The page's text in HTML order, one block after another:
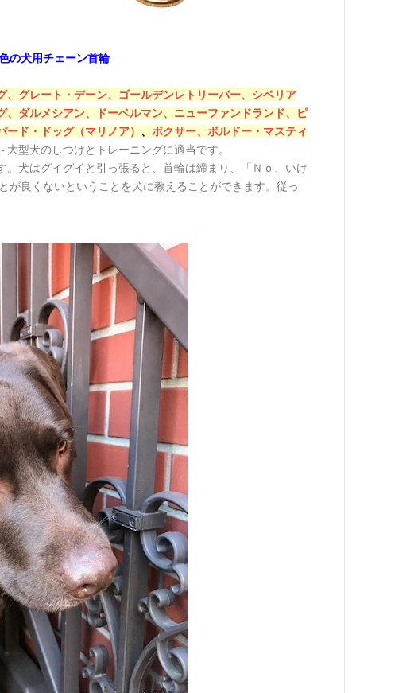
の犬用チェーン首輪
グレート・デーン、 ゴールデンレトリーバー、 シベリア
ダルメシアン、 ドーベルマン、 ニューファンドランド、
ピ
ード・ドッグ（マリノア） 、 ボクサー、 ボルドー・マスティ
大型犬のしつけとトレーニングに適当です。
犬はグイグイと引っ張ると、首輪は締まり、「Ｎｏ、いけ
が良くないということを犬に教えることができます。従っ